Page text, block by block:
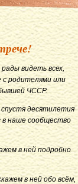
видеть всех,
с родителями или
ЧССР.
десятилетия
наше сообщество
в ней подробно
в ней обо всём,